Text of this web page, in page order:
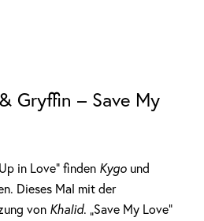
Gryffin – Save My
in Love“ finden Kygo und
Dieses Mal mit der
von Khalid. „Save My Love“